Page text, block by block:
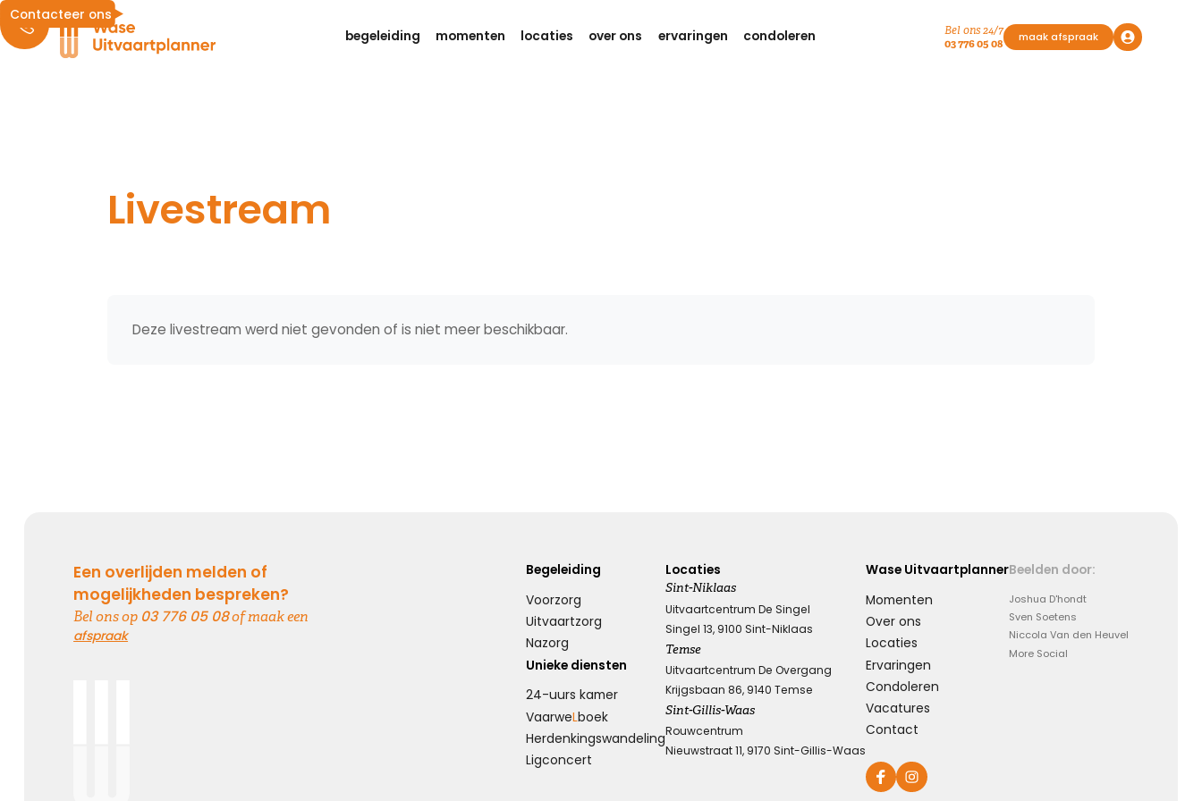
begeleiding momenten locaties over ons ervaringen condoleren
Bel ons 24/7
03 776 05 08
maak afspraak
Contacteer ons
Livestream
Deze livestream werd niet gevonden of is niet meer beschikbaar.
Een overlijden melden of
mogelijkheden bespreken?
Bel ons op 03 776 05 08of maak een
afspraak
Begeleiding
Voorzorg
Uitvaartzorg
Nazorg
Unieke diensten
24-uurs kamer
VaarweLboek
Herdenkings­wandeling
Ligconcert
Locaties
Sint-Niklaas
Uitvaartcentrum De Singel
Singel 13, 9100 Sint-Niklaas
Temse
Uitvaartcentrum De Overgang
Krijgsbaan 86, 9140 Temse
Sint-Gillis-Waas
Rouwcentrum
Nieuwstraat 11, 9170 Sint-Gillis-Waas
Wase Uitvaartplanner
Momenten
Over ons
Locaties
Ervaringen
Condoleren
Vacatures
Contact
Beelden door:
Joshua D'hondt
Sven Soetens
Niccola Van den Heuvel
More Social